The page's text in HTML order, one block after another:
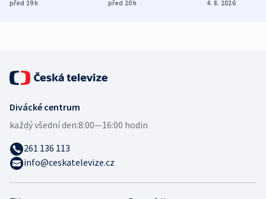
před 19h před 20h 4. 8. 2026
Divácké centrum
každý všední den:8:00—16:00 hodin
261 136 113
info@ceskatelevize.cz